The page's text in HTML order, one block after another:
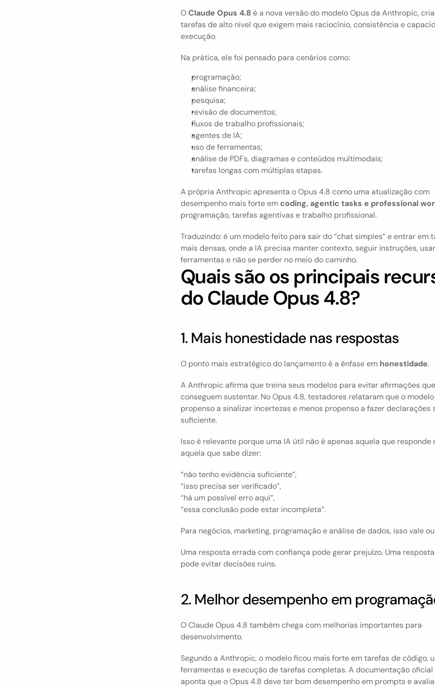
O Claude Opus 4.8 é a nova versão do modelo Opus da Anthropic,
tarefas de alto nível que exigem mais raciocínio, consistência e
execução.
Na prática, ele foi pensado para cenários como:
programação;
análise financeira;
pesquisa;
revisão de documentos;
fluxos de trabalho profissionais;
agentes de IA;
uso de ferramentas;
análise de PDFs, diagramas e conteúdos multimodais;
tarefas longas com múltiplas etapas.
A própria Anthropic apresenta o Opus 4.8 como uma atualização com
desempenho mais forte em coding, agentic tasks e professional
programação, tarefas agentivas e trabalho profissional.
Traduzindo: é um modelo feito para sair do “chat simples” e entrar em
mais densas, onde a IA precisa manter contexto, seguir instruções, usar
ferramentas e não se perder no meio do caminho.
Quais são os principais
do Claude Opus 4.8?
1. Mais honestidade nas respostas
O ponto mais estratégico do lançamento é a ênfase em honestidade.
A Anthropic afirma que treina seus modelos para evitar afirmações
conseguem sustentar. No Opus 4.8, testadores relataram que o
propenso a sinalizar incertezas e menos propenso a fazer declarações
suficiente.
Isso é relevante porque uma IA útil não é apenas aquela que responde
aquela que sabe dizer:
“não tenho evidência suficiente”,
“isso precisa ser verificado”,
“há um possível erro aqui”,
“essa conclusão pode estar incompleta”.
Para negócios, marketing, programação e análise de dados, isso vale
Uma resposta errada com confiança pode gerar prejuízo. Uma
pode evitar decisões ruins.
2. Melhor desempenho em
O Claude Opus 4.8 também chega com melhorias importantes para
desenvolvimento.
Segundo a Anthropic, o modelo ficou mais forte em tarefas de código,
ferramentas e execução de tarefas completas. A documentação
aponta que o Opus 4.8 deve ter bom desempenho em prompts e